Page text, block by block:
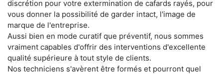
discrétion pour votre extermination de cafards rayés, pour
vous donner la possibilité de garder intact, l'image de
marque de l'entreprise.
Aussi bien en mode curatif que préventif, nous sommes
vraiment capables d'offrir des interventions d'excellente
qualité supérieure à tout style de clients.
Nos techniciens s'avèrent être formés et pourront quel